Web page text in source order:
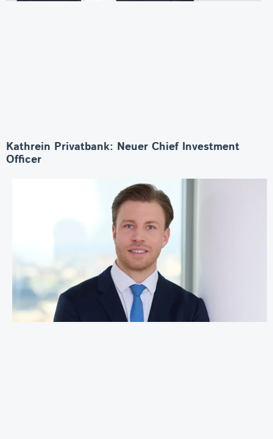
Kathrein Privatbank: Neuer Chief Investment
Officer